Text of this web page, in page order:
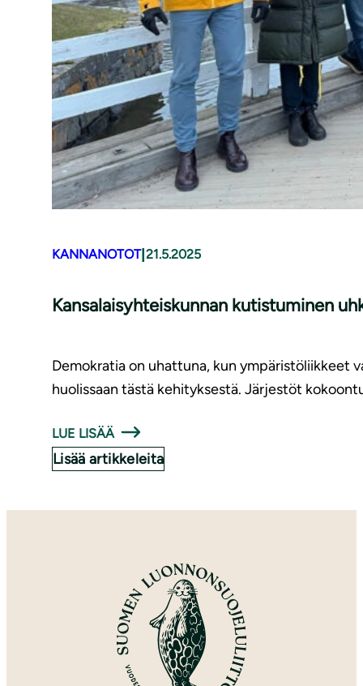
KANNANOTOT|21.5.2025
Kansalaisyhteiskunnan kutistuminen
Demokratia on uhattuna, kun ympäristöliikkeet
huolissaan tästä kehityksestä. Järjestöt
LUE LISÄÄ
Lisää artikkeleita